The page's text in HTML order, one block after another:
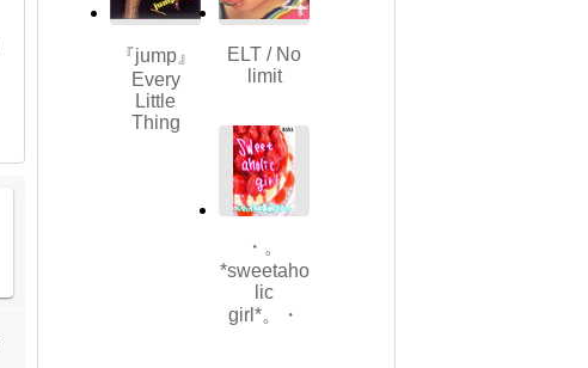
『jump』
Every
Little
Thing
ELT / No
limit
・。
*sweetaho
lic
girl*。・